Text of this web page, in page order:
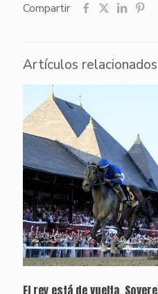
Compartir
Artículos relacionados